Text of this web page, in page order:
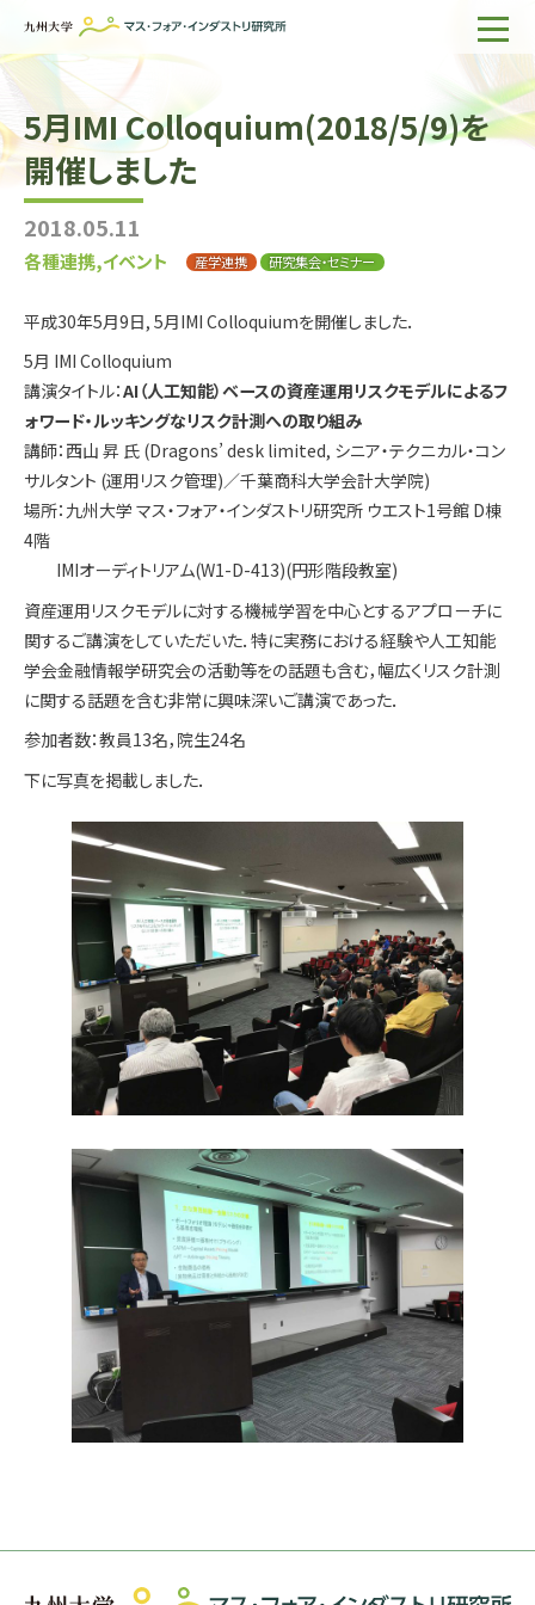
ホーム
IMIについて
組織・所員
研究活動
出版物一覧
サイト内検索 English
5月IMI Colloquium(2018/5/9)を
開催しました
2018.05.11
各種連携,イベント 産学連携 研究集会・セミナー
平成30年5月9日, 5月IMI Colloquiumを開催しました．
5月 IMI Colloquium
講演タイトル：AI（人工知能）ベースの資産運用リスクモデルによるフ
ォワード・ルッキングなリスク計測への取り組み
講師：西山 昇 氏 (Dragons’ desk limited, シニア・テクニカル・コン
サルタント (運用リスク管理)／千葉商科大学会計大学院)
場所：九州大学 マス・フォア・インダストリ研究所 ウエスト1号館 D棟
4階
IMIオーディトリアム(W1-D-413)(円形階段教室)
資産運用リスクモデルに対する機械学習を中心とするアプローチに
関するご講演をしていただいた．特に実務における経験や人工知能
学会金融情報学研究会の活動等をの話題も含む，幅広くリスク計測
に関する話題を含む非常に興味深いご講演であった．
参加者数：教員13名，院生24名
下に写真を掲載しました．